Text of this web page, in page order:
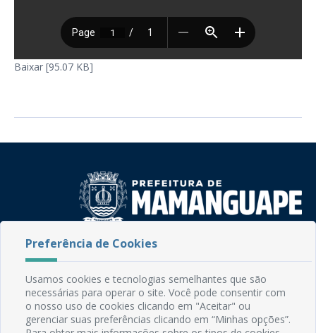
Baixar [95.07 KB]
Rua do Imperador, 78, Centro
CEP: 58.280-000 - Mamanguape/PB
Fone: (83) 3292-2246
Email: comunicacao@mamanguape.pb.gov.br
Expediente: Segunda à Sexta, das 08h às 13h
Preferência de Cookies
Usamos cookies e tecnologias semelhantes que são
necessárias para operar o site. Você pode consentir com
o nosso uso de cookies clicando em "Aceitar" ou
gerenciar suas preferências clicando em “Minhas opções”.